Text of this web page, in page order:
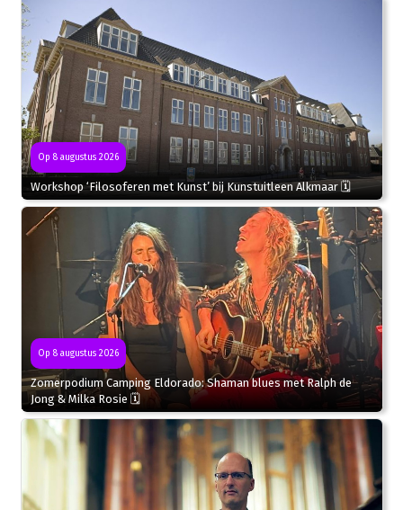
Op 8 augustus 2026
Workshop ‘Filosoferen met Kunst’ bij Kunstuitleen Alkmaar 🗓
Op 8 augustus 2026
Zomerpodium Camping Eldorado: Shaman blues met Ralph de
Jong & Milka Rosie 🗓